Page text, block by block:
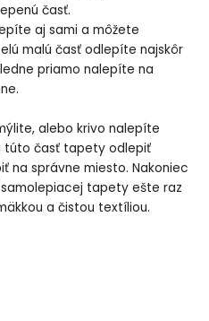
časť.
aj sami a môžete
malú časť odlepíte najskôr
priamo nalepíte na
alebo krivo nalepíte
túto časť tapety odlepiť
na správne miesto. Nakoniec
tapety ešte raz
a čistou textíliou.